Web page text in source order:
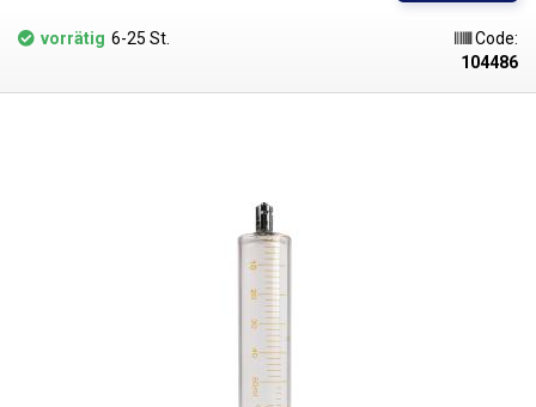
Metallkonnektor ausgestattet, auf den verschiedene Arten von Nadeln,
sachgemäßer Anwendung Hunderte von Kunststoffspritzen ersetzen.
Spritzen sind flüssigkeitsdicht (nicht gasdicht) Die Temperatur- und
Chemikalienbeständigkeit ergibt sich aus den verwendeten Materialien -
Borosilikatglas und Luer-Lock-Anschluss aus Metall mit
Ganzglasspritzen sind nur für technische Zwecke
bestimmt und müssen vor dem ersten Gebrauch sterilisiert werden.
vorrätig 6-25 St.
Code:
104486